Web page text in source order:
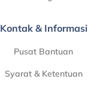
Kontak & Informasi
Pusat Bantuan
Syarat & Ketentuan